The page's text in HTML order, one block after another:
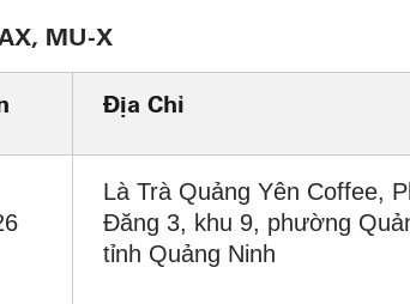
MU-X
Địa Chỉ
Là Trà Quảng Yên Coffee,
Đăng 3, khu 9, phường
tỉnh Quảng Ninh